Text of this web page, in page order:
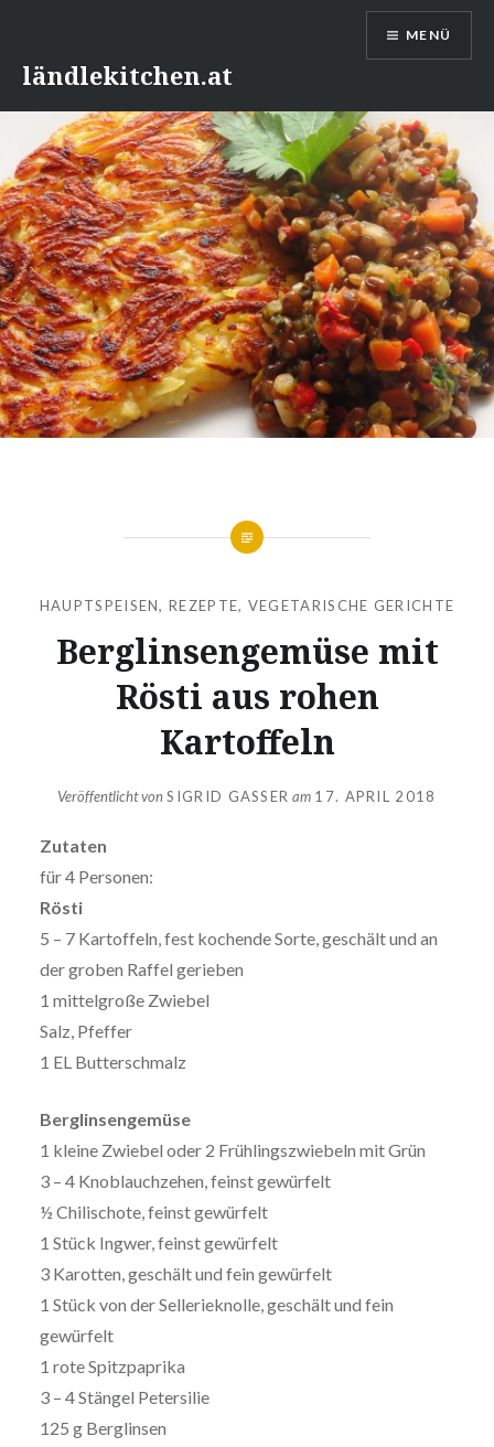
Inhaltländlekitchen.at
MENÜ
HAUPTSPEISEN,REZEPTE, VEGETARISCHE GERICHTE
Berglinsengemüse mit
Rösti aus rohen
Kartoffeln
Veröffentlicht vonSIGRID GASSER am 17. APRIL 2018
Zutaten
für 4 Personen:
Rösti
5 – 7 Kartoffeln, fest kochende Sorte, geschält und an
der groben Raffel gerieben
1 mittelgroße Zwiebel
Salz, Pfeffer
1 EL Butterschmalz
Berglinsengemüse
1 kleine Zwiebel oder 2 Frühlingszwiebeln mit Grün
3 – 4 Knoblauchzehen, feinst gewürfelt
½ Chilischote, feinst gewürfelt
1 Stück Ingwer, feinst gewürfelt
3 Karotten, geschält und fein gewürfelt
1 Stück von der Sellerieknolle, geschält und fein
gewürfelt
1 rote Spitzpaprika
3 – 4 Stängel Petersilie
125 g Berglinsen